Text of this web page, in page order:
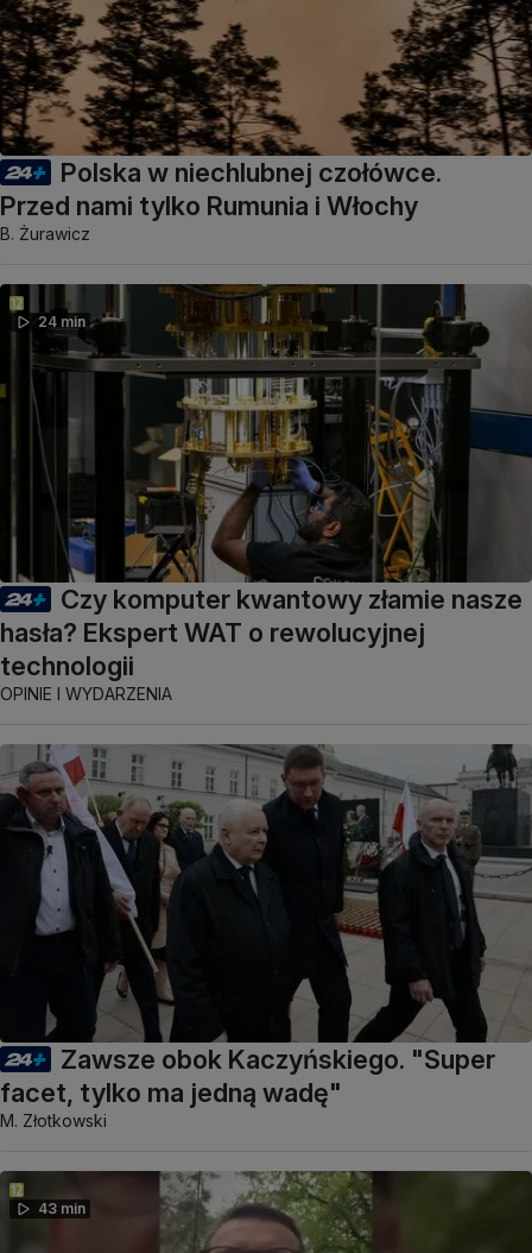
Polska w niechlubnej czołówce.
Przed nami tylko Rumunia i Włochy
B. Żurawicz
24 min
Czy komputer kwantowy złamie nasze
hasła? Ekspert WAT o rewolucyjnej
technologii
OPINIE I WYDARZENIA
Zawsze obok Kaczyńskiego. "Super
facet, tylko ma jedną wadę"
M. Złotkowski
43 min